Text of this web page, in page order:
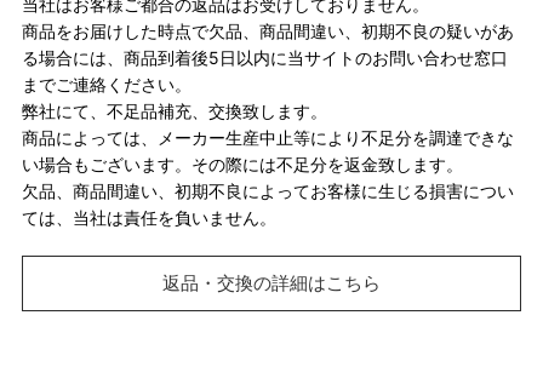
商品をお届けした時点で欠品、商品間違い、初期不良の疑いがあ
る場合には、商品到着後5日以内に当サイトのお問い合わせ窓口
までご連絡ください。
弊社にて、不足品補充、交換致します。
商品によっては、メーカー生産中止等により不足分を調達できな
い場合もございます。その際には不足分を返金致します。
欠品、商品間違い、初期不良によってお客様に生じる損害につい
ては、当社は責任を負いません。
返品・交換の詳細はこちら